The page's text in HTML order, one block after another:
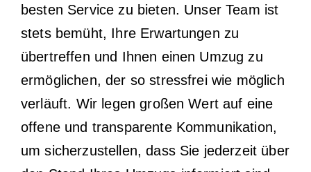
besten Service zu bieten. Unser Team ist
stets bemüht, Ihre Erwartungen zu
übertreffen und Ihnen einen Umzug zu
ermöglichen, der so stressfrei wie möglich
verläuft. Wir legen großen Wert auf eine
offene und transparente Kommunikation,
um sicherzustellen, dass Sie jederzeit über